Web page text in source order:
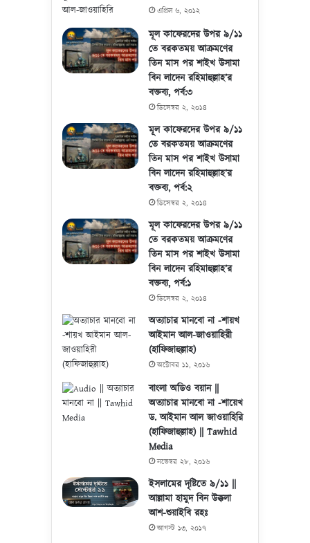
এপ্রিল ৬, ২০১২
মূল কাফেরদের উপর ৯/১১
তে বরকতময় আক্রমণের
তিন মাস পর শাইখ উসামা
বিন লাদেন রহিমাহুল্লাহ’র
বক্তব্য, পর্ব:৩
ডিসেম্বর ২, ২০১৪
মূল কাফেরদের উপর ৯/১১
তে বরকতময় আক্রমণের
তিন মাস পর শাইখ উসামা
বিন লাদেন রহিমাহুল্লাহ’র
বক্তব্য, পর্ব:২
ডিসেম্বর ২, ২০১৪
মূল কাফেরদের উপর ৯/১১
তে বরকতময় আক্রমণের
তিন মাস পর শাইখ উসামা
বিন লাদেন রহিমাহুল্লাহ’র
বক্তব্য, পর্ব:১
ডিসেম্বর ২, ২০১৪
অত্যাচার মানবো না -শায়খ
আইমান আল-জাওয়াহিরী
(হাফিজাহুল্লাহ)
অক্টোবর ১১, ২০১৬
বাংলা অডিও বয়ান ||
অত্যাচার মানবো না -শায়েখ
ড. আইমান আল জাওয়াহিরি
(হাফিজাহুল্লাহ) || Tawhid
Media
নভেম্বর ২৮, ২০১৬
ইসলামের দৃষ্টিতে ৯/১১ ||
আল্লামা হামুদ বিন উক্কলা
আশ-শুয়াইবি রহঃ
আগস্ট ১৩, ২০১৭